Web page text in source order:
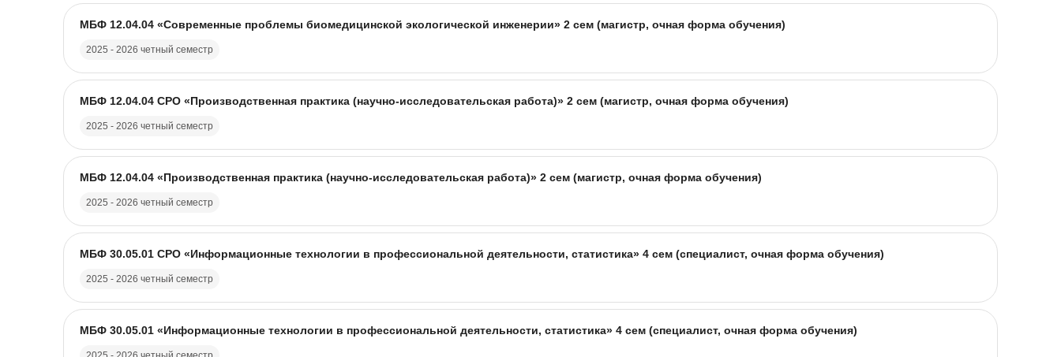
Изображение курса
Название курса
МБФ 12.04.04 «Современные проблемы биомедицинской экологической инженерии» 2 сем (магистр, очная форма обучения)
2025 - 2026 четный семестр
Изображение курса
Название курса
МБФ 12.04.04 CPO «Производственная практика (научно-исследовательская работа)» 2 сем (магистр, очная форма обучения)
2025 - 2026 четный семестр
Изображение курса
Название курса
МБФ 12.04.04 «Производственная практика (научно-исследовательская работа)» 2 сем (магистр, очная форма обучения)
2025 - 2026 четный семестр
Изображение курса
Название курса
МБФ 30.05.01 CPO «Информационные технологии в профессиональной деятельности, статистика» 4 сем (специалист, очная форма обучения)
2025 - 2026 четный семестр
Изображение курса
Название курса
МБФ 30.05.01 «Информационные технологии в профессиональной деятельности, статистика» 4 сем (специалист, очная форма обучения)